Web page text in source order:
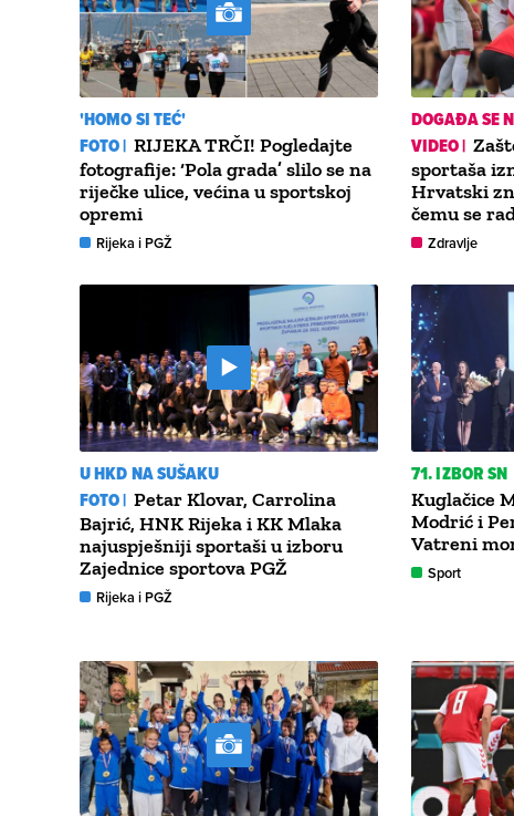
'HOMO SI TEĆ'
FOTO | RIJEKA TRČI! Pogledajte
fotografije: ‘Pola grada’ slilo se na
riječke ulice, većina u sportskoj
opremi
Rijeka i PGŽ
DOGAĐA SE
VIDEO |
sportaša
Hrvatski
čemu se
Zdravlje
U HKD NA SUŠAKU
FOTO | Petar Klovar, Carrolina
Bajrić, HNK Rijeka i KK Mlaka
najuspješniji sportaši u izboru
Zajednice sportova PGŽ
Rijeka i PGŽ
71. IZBOR SN
Kuglačice
Modrić i
Vatreni
Sport